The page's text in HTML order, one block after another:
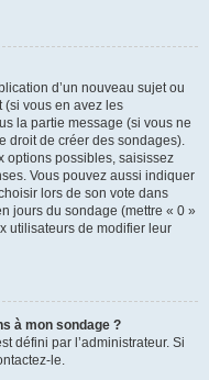
d’un nouveau sujet ou
(si vous en avez les
la partie message (si vous ne
droit de créer des sondages).
options possibles, saisissez
Vous pouvez aussi indiquer
lors de son vote dans
jours du sondage (mettre « 0 »
utilisateurs de modifier leur
à mon sondage ?
défini par l’administrateur. Si
le.